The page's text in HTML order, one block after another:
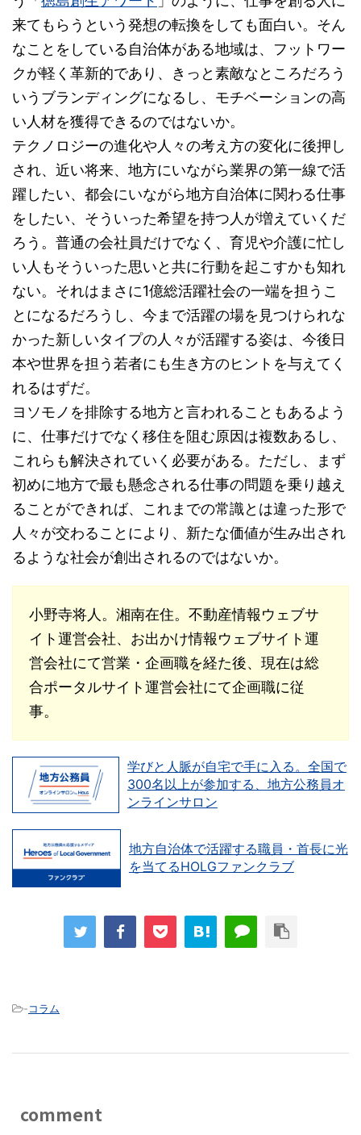
来てもらうという発想の転換をしても面白い。そん
なことをしている自治体がある地域は、フットワー
クが軽く革新的であり、きっと素敵なところだろう
いうブランディングになるし、モチベーションの高
い人材を獲得できるのではないか。
テクノロジーの進化や人々の考え方の変化に後押し
され、近い将来、地方にいながら業界の第一線で活
躍したい、都会にいながら地方自治体に関わる仕事
をしたい、そういった希望を持つ人が増えていくだ
ろう。普通の会社員だけでなく、育児や介護に忙し
い人もそういった思いと共に行動を起こすかも知れ
ない。それはまさに1億総活躍社会の一端を担うこ
とになるだろうし、今まで活躍の場を見つけられな
かった新しいタイプの人々が活躍する姿は、今後日
本や世界を担う若者にも生き方のヒントを与えてく
れるはずだ。
ヨソモノを排除する地方と言われることもあるよう
に、仕事だけでなく移住を阻む原因は複数あるし、
これらも解決されていく必要がある。ただし、まず
初めに地方で最も懸念される仕事の問題を乗り越え
ることができれば、これまでの常識とは違った形で
人々が交わることにより、新たな価値が生み出され
るような社会が創出されるのではないか。
小野寺将人。湘南在住。不動産情報ウェブサ
イト運営会社、お出かけ情報ウェブサイト運
営会社にて営業・企画職を経た後、現在は総
合ポータルサイト運営会社にて企画職に従
事。
学びと人脈が自宅で手に入る。全国で
300名以上が参加する、地方公務員オ
ンラインサロン
地方自治体で活躍する職員・首長に光
を当てるHOLGファンクラブ
-コラム
comment